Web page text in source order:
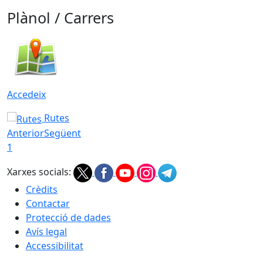
Plànol / Carrers
Accedeix
Rutes
AnteriorSegüent
1
Xarxes socials:
Crèdits
Contactar
Protecció de dades
Avís legal
Accessibilitat